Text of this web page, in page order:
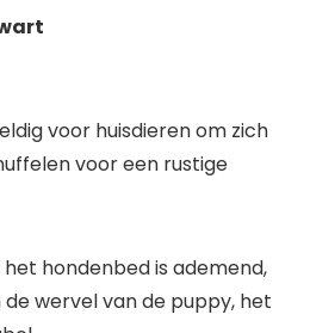
voor huisdieren om zich
voor een rustige
hondenbed is ademend,
wervel van de puppy, het